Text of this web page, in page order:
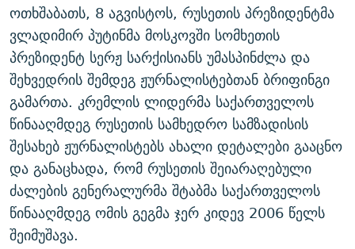
ოთხშაბათს, 8 აგვისტოს, რუსეთის პრეზიდენტმა
ვლადიმირ პუტინმა მოსკოვში სომხეთის
პრეზიდენტ სერჟ სარქისიანს უმასპინძლა და
შეხვედრის შემდეგ ჟურნალისტებთან ბრიფინგი
გამართა. კრემლის ლიდერმა საქართველოს
წინააღმდეგ რუსეთის სამხედრო სამზადისის
შესახებ ჟურნალისტებს ახალი დეტალები გააცნო
და განაცხადა, რომ რუსეთის შეიარაღებული
ძალების გენერალურმა შტაბმა საქართველოს
წინააღმდეგ ომის გეგმა ჯერ კიდევ 2006 წელს
შეიმუშავა.